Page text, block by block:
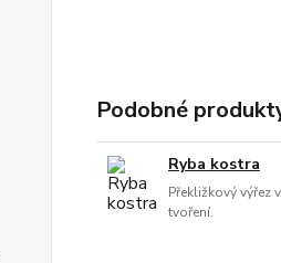
Podobné
Ryba kostra
Překližkový výřez
tvoření.